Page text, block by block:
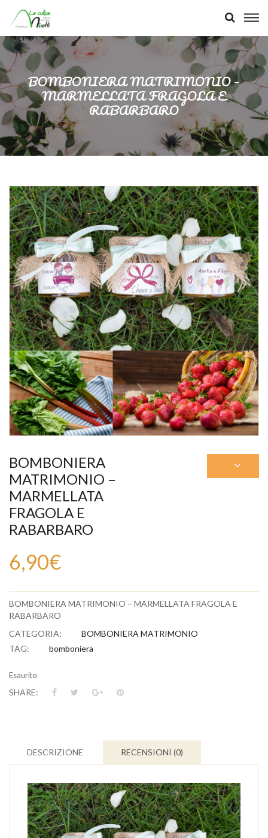
BOMBONIERA MATRIMONIO –
MARMELLATA FRAGOLA E
RABARBARO
BOMBONIERA
MATRIMONIO –
MARMELLATA
FRAGOLA E
RABARBARO
6,90€
BOMBONIERA MATRIMONIO – MARMELLATA FRAGOLA E
RABARBARO
CATEGORIA:
BOMBONIERA MATRIMONIO
TAG:
bomboniera
Esaurito
SHARE:
DESCRIZIONE RECENSIONI (0)